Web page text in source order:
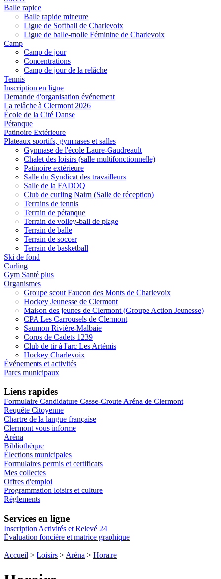
Balle rapide
Balle rapide mineure
Ligue de Softball de Charlevoix
Ligue de balle-molle Féminine de Charlevoix
Camp
Camp de jour
Concentrations
Camp de jour de la relâche
Tennis
Inscription en ligne
Demande d'organisation événement
La relâche à Clermont 2026
École de la Cité Danse
Pétanque
Patinoire Extérieure
Plateaux sportifs, gymnases et salles
Gymnase de l'école Laure-Gaudreault
Chalet des loisirs (salle multifonctionnelle)
Patinoire extérieure
Salle du Syndicat des travailleurs
Salle de la FADOQ
Club de curling Nairn (Salle de réception)
Terrains de tennis
Terrain de pétanque
Terrain de volley-ball de plage
Terrain de balle
Terrain de soccer
Terrain de basketball
Ski de fond
Curling
Gym Santé plus
Organismes
Groupe scout Faucon des Monts de Charlevoix
Hockey Jeunesse de Clermont
Maison des jeunes de Clermont (Groupe Action Jeunesse)
CPA Les Carrousels de Clermont
Saumon Rivière-Malbaie
Corps de Cadets 1239
Club de tir à l'arc Les Artémis
Hockey Charlevoix
Événements et activités
Parcs municipaux
Liens rapides
Formulaire Candidature Casse-Croute Aréna de Clermont
Requête Citoyenne
Chartre de la langue française
Clermont vous informe
Aréna
Bibliothèque
Élections municipales
Formulaires permis et certificats
Mes collectes
Offres d'emploi
Programmation loisirs et culture
Règlements
Services en ligne
Inscription Activités et Relevé 24
Évaluation foncière et matrice graphique
Accueil > Loisirs > Aréna > Horaire